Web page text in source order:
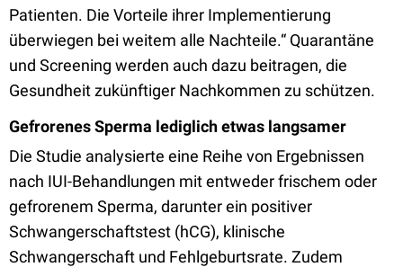
Patienten. Die Vorteile ihrer Implementierung
überwiegen bei weitem alle Nachteile.“ Quarantäne
und Screening werden auch dazu beitragen, die
Gesundheit zukünftiger Nachkommen zu schützen.
Gefrorenes Sperma lediglich etwas langsamer
Die Studie analysierte eine Reihe von Ergebnissen
nach IUI-Behandlungen mit entweder frischem oder
gefrorenem Sperma, darunter ein positiver
Schwangerschaftstest (hCG), klinische
Schwangerschaft und Fehlgeburtsrate. Zudem